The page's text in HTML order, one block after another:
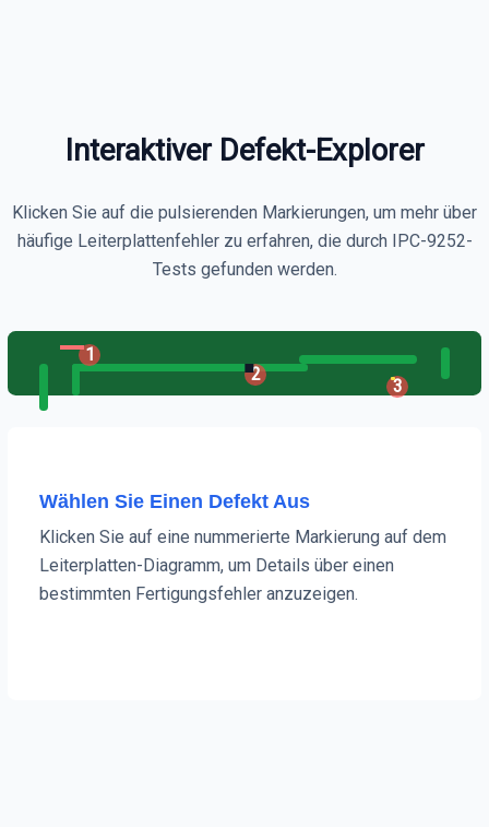
Interaktiver Defekt-Explorer
Klicken Sie auf die pulsierenden Markierungen, um mehr über
häufige Leiterplattenfehler zu erfahren, die durch IPC-9252-
Tests gefunden werden.
1
2
3
Wählen Sie Einen Defekt Aus
Klicken Sie auf eine nummerierte Markierung auf dem
Leiterplatten-Diagramm, um Details über einen
bestimmten Fertigungsfehler anzuzeigen.